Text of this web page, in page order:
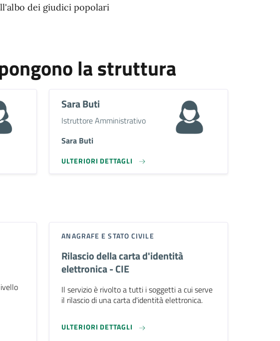
dei giudici popolari
la struttura
Sara Buti
Descrizione breve
Istruttore Amministrativo
Sara Buti
ULTERIORI DETTAGLI
ANAGRAFE E STATO CIVILE
Rilascio della carta d'identità
elettronica - CIE
Il servizio è rivolto a tutti i soggetti a cui serve
il rilascio di una carta d'identità elettronica.
ULTERIORI DETTAGLI